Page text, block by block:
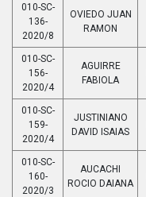
010-SC-
136-
2020/8
OVIEDO JUAN
RAMON
010-SC-
156-
2020/4
AGUIRRE
FABIOLA
010-SC-
159-
2020/4
JUSTINIANO
DAVID ISAIAS
010-SC-
160-
2020/3
AUCACHI
ROCIO DAIANA